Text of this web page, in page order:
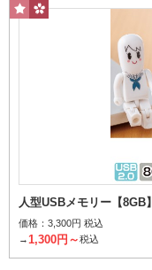
16GB
32GB
人型USBメモリー【8GB】
価格： 3,300円 税込
→1,300円～税込